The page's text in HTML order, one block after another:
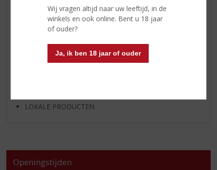
Wij vragen altijd naar uw leeftijd, in de
winkels en ook online. Bent u 18 jaar
of ouder?
Ja, ik ben 18 jaar of ouder
FRISDRANK
GLASWERK
(RELATIE)GESCHENKEN
DIVERSEN
LOKALE PRODUCTEN
Openingstijden